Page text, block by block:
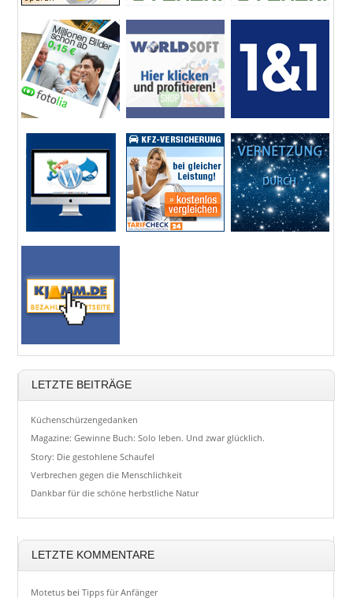
LETZTE BEITRÄGE
Küchenschürzengedanken
Magazine: Gewinne Buch: Solo leben. Und zwar glücklich.
Story: Die gestohlene Schaufel
Verbrechen gegen die Menschlichkeit
Dankbar für die schöne herbstliche Natur
LETZTE KOMMENTARE
Motetus beiTipps für Anfänger